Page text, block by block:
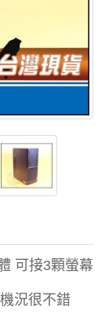
可接3顆螢幕
況很不錯